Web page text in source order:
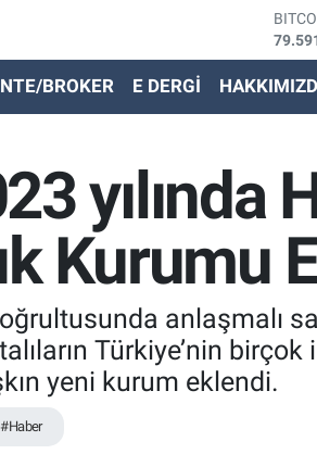
BROKER E DERGİ
yılında
Kurumu
anlaşmalı
Türkiye’nin
yeni kurum eklendi.
#Haber